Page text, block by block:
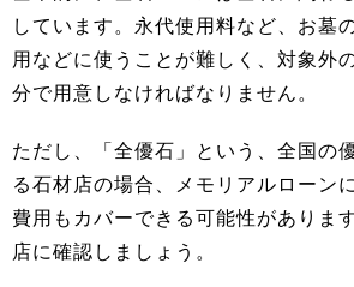
しています。永代使用料など、お墓
用などに使うことが難しく、対象外
分で用意しなければなりません。
ただし、「全優石」という、全国の
る石材店の場合、メモリアルローン
費用もカバーできる可能性がありま
店に確認しましょう。